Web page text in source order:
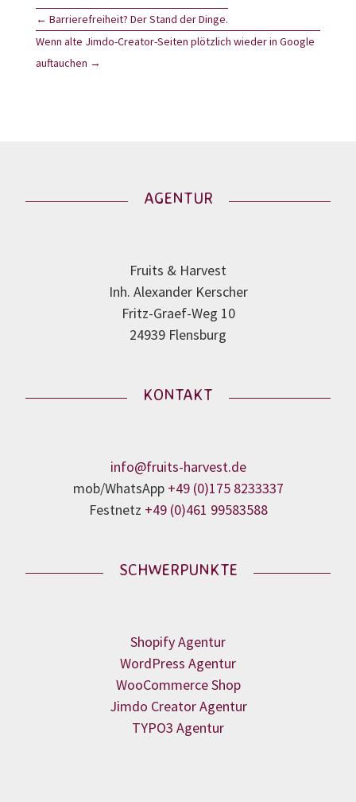
← Barrierefreiheit? Der Stand der Dinge.
Wenn alte Jimdo-Creator-Seiten plötzlich wieder in Google
auftauchen →
AGENTUR
Fruits & Harvest
Inh. Alexander Kerscher
Fritz-Graef-Weg 10
24939 Flensburg
KONTAKT
info@fruits-harvest.de
mob/WhatsApp +49 (0)175 8233337
Festnetz +49 (0)461 99583588
SCHWERPUNKTE
Shopify Agentur
WordPress Agentur
WooCommerce Shop
Jimdo Creator Agentur
TYPO3 Agentur